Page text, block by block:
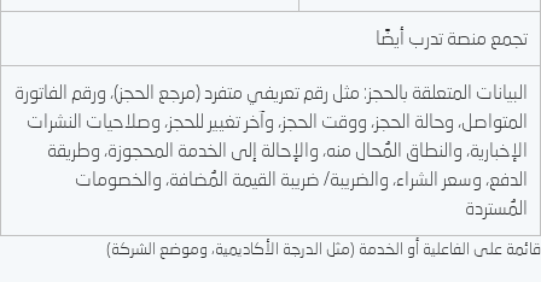
تجمع منصة تدرب أيضًا
البيانات المتعلقة بالحجز: مثل رقم تعريفي متفرد (مرجع الحجز)، ورقم الفاتورة
المتواصل، وحالة الحجز، ووقت الحجز، وآخر تغيير للحجز، وصلاحيات النشرات
الإخبارية، والنطاق المُحال منه، والإحالة إلى الخدمة المحجوزة، وطريقة
الدفع، وسعر الشراء، والضريبة/ ضريبة القيمة المُضافة، والخصومات
المُستردة
قائمة على الفاعلية أو الخدمة (مثل الدرجة الأكاديمية، وموضع الشركة)